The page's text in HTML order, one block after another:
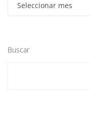
Seleccionar mes
Buscar